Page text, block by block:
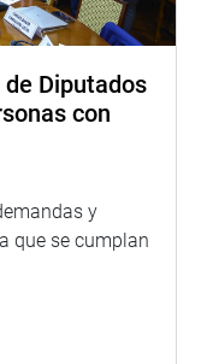
Diputados
con
y
que se cumplan